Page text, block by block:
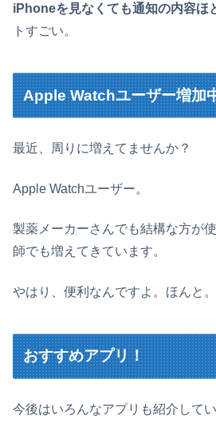
iPhoneを見なくても通知の内容ほ
トすごい。
Apple Watchユーザー増加
最近、周りに増えてませんか？
Apple Watchユーザー。
製薬メーカーさんでも結構な方が
師でも増えてきています。
やはり、便利なんですよ。ほんと。
おすすめアプリ！
今後はいろんなアプリも紹介して